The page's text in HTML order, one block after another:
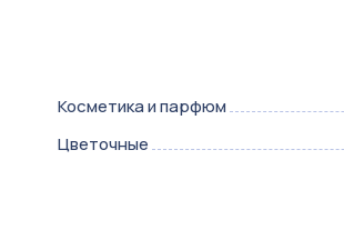
Косметика и парфюм
Цветочные